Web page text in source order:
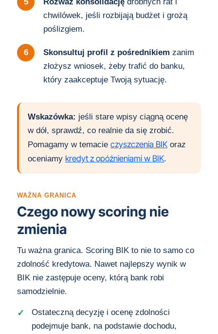
chwilówek, jeśli rozbijają budżet i grożą
poślizgiem.
Skonsultuj profil z pośrednikiem zanim
złożysz wniosek, żeby trafić do banku,
który zaakceptuje Twoją sytuację.
Wskazówka: jeśli stare wpisy ciągną ocenę
w dół, sprawdź, co realnie da się zrobić.
Pomagamy w temacie czyszczenia BIK oraz
oceniamy kredyt z opóźnieniami w BIK.
WAŻNA GRANICA
Czego nowy scoring nie
zmienia
Tu ważna granica. Scoring BIK to nie to samo co
zdolność kredytowa. Nawet najlepszy wynik w
BIK nie zastępuje oceny, którą bank robi
samodzielnie.
Ostateczną decyzję i ocenę zdolności
podejmuje bank, na podstawie dochodu,